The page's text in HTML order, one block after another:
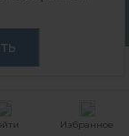
Избранное